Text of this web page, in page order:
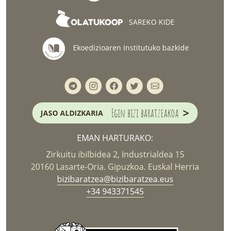
SAREKO KIDE
Ekoedizioaren Institutuko bazkide
JASO ALDIZKARIA Egin bizi baratzeakoa >
EMAN HARTURAKO:
Zirkuitu ibilbidea 2, Industrialdea 15
20160 Lasarte-Oria. Gipuzkoa. Euskal Herria
bizibaratzea@bizibaratzea.eus
+34 943371545